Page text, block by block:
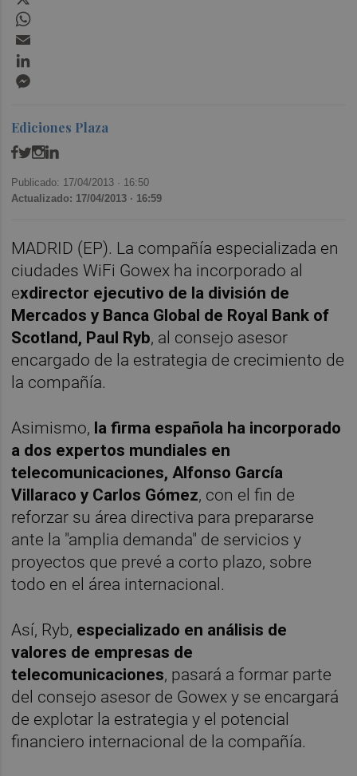
Ediciones Plaza
Publicado: 17/04/2013 · 16:50
Actualizado: 17/04/2013 · 16:59
MADRID (EP). La compañía especializada en
ciudades WiFi Gowex ha incorporado al
exdirector ejecutivo de la división de
Mercados y Banca Global de Royal Bank of
Scotland, Paul Ryb, al consejo asesor
encargado de la estrategia de crecimiento de
la compañía.
Asimismo, la firma española ha incorporado
a dos expertos mundiales en
telecomunicaciones, Alfonso García
Villaraco y Carlos Gómez, con el fin de
reforzar su área directiva para prepararse
ante la "amplia demanda" de servicios y
proyectos que prevé a corto plazo, sobre
todo en el área internacional.
Así, Ryb, especializado en análisis de
valores de empresas de
telecomunicaciones, pasará a formar parte
del consejo asesor de Gowex y se encargará
de explotar la estrategia y el potencial
financiero internacional de la compañía.